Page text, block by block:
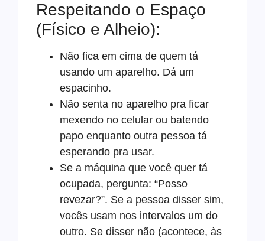
Respeitando o Espaço
(Físico e Alheio):
Não fica em cima de quem tá
usando um aparelho. Dá um
espacinho.
Não senta no aparelho pra ficar
mexendo no celular ou batendo
papo enquanto outra pessoa tá
esperando pra usar.
Se a máquina que você quer tá
ocupada, pergunta: “Posso
revezar?”. Se a pessoa disser sim,
vocês usam nos intervalos um do
outro. Se disser não (acontece, às